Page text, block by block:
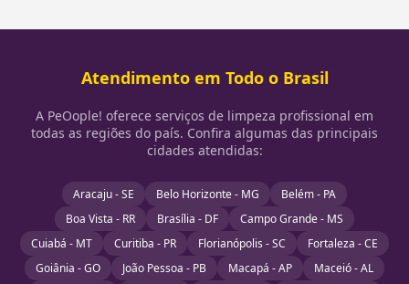
Atendimento em Todo o Brasil
A PeOople! oferece serviços de limpeza profissional em
todas as regiões do país. Confira algumas das principais
cidades atendidas:
Aracaju - SE Belo Horizonte - MG
Belém - PA
Boa Vista - RR
Brasília - DF
Campo Grande - MS
Cuiabá - MT
Curitiba - PR Florianópolis - SC
Fortaleza - CE
Goiânia - GO
João Pessoa - PB Macapá - AP
Maceió - AL